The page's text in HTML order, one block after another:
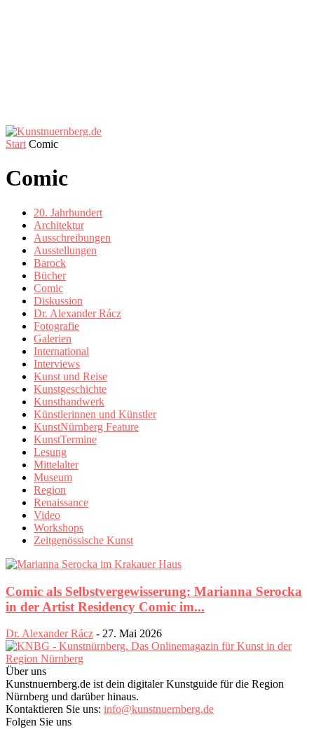
Start Comic
Comic
20. Jahrhundert
Architektur
Ausschreibungen
Ausstellungen
Barock
Bücher
Comic
Diskussion
Dr. Alexander Rácz
Fotografie
Galerien
International
Interviews
Kunst und Reise
Kunstgeschichte
Kunsthandwerk
Künstlerinnen und Künstler
KunstNürnberg Feature
KunstTermine
Lesung
Mittelalter
Museum
Region
Renaissance
Video
Workshops
Zeitgenössische Kunst
Comic als Selbstvergewisserung: Marianna Serocka
in der Artist Residency Comic im...
Dr. Alexander Rácz - 27. Mai 2026
Über uns
Kunstnuernberg.de ist dein digitaler Kunstguide für die Region
Nürnberg und darüber hinaus.
Kontaktieren Sie uns: info@kunstnuernberg.de
Folgen Sie uns